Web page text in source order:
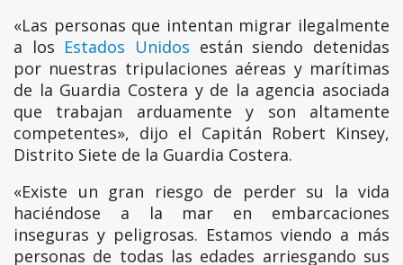
«Las personas que intentan migrar ilegalmente
a los Estados Unidos están siendo detenidas
por nuestras tripulaciones aéreas y marítimas
de la Guardia Costera y de la agencia asociada
que trabajan arduamente y son altamente
competentes», dijo el Capitán Robert Kinsey,
Distrito Siete de la Guardia Costera.
«Existe un gran riesgo de perder su la vida
haciéndose a la mar en embarcaciones
inseguras y peligrosas. Estamos viendo a más
personas de todas las edades arriesgando sus